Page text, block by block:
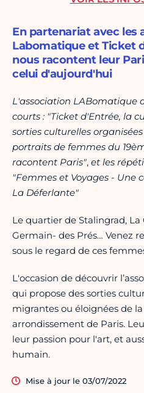
En partenariat avec les
Labomatique et Ticket
nous racontent leur
celui d'aujourd'hui
L'association LABomatique
courts : "Ticket d'Entrée, la
sorties culturelles
portraits de femmes du
racontent Paris", et les
"Femmes et Voyages - Une
La Déferlante"
Le quartier de Stalingrad,
Germain- des Prés… Venez
sous le regard de ces
L'occasion de découvrir
qui propose des sorties
migrantes ou éloignées de
arrondissement de Paris.
leur passion pour l'art, et
humain.
Mise à jour le 03/07/2022